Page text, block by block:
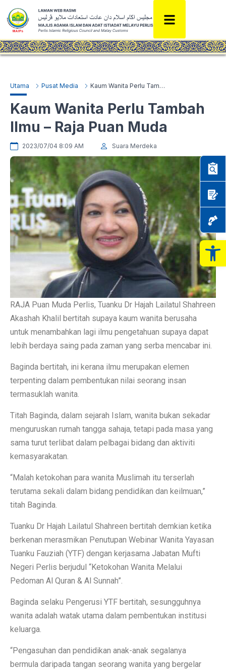
Utama Pusat Media Kaum Wanita Perlu Tambah Ilmu – Raja Puan Muda
Kaum Wanita Perlu Tambah
Ilmu – Raja Puan Muda
2023/07/04 8:09 AM Suara Merdeka
RAJA Puan Muda Perlis, Tuanku Dr Hajah Lailatul Shahreen
Akashah Khalil bertitah supaya kaum wanita berusaha
untuk menambahkan lagi ilmu pengetahuan supaya dapat
lebih berdaya saing pada zaman yang serba mencabar ini.
Baginda bertitah, ini kerana ilmu merupakan elemen
terpenting dalam pembentukan nilai seorang insan
termasuklah wanita.
Titah Baginda, dalam sejarah Islam, wanita bukan sekadar
menguruskan rumah tangga sahaja, tetapi pada masa yang
sama turut terlibat dalam pelbagai bidang dan aktiviti
kemasyarakatan.
“Malah ketokohan para wanita Muslimah itu terserlah
terutama sekali dalam bidang pendidikan dan keilmuan,”
titah Baginda.
Tuanku Dr Hajah Lailatul Shahreen bertitah demkian ketika
berkenan merasmikan Penutupan Webinar Wanita Yayasan
Tuanku Fauziah (YTF) dengan kerjasama Jabatan Mufti
Negeri Perlis berjudul “Ketokohan Wanita Melalui
Pedoman Al Quran & Al Sunnah”.
Baginda selaku Pengerusi YTF bertitah, sesungguhnya
wanita adalah watak utama dalam pembentukan institusi
keluarga.
“Pengasuhan dan pendidikan anak-anak segalanya
bermula daripada tangan seorang wanita yang bergelar